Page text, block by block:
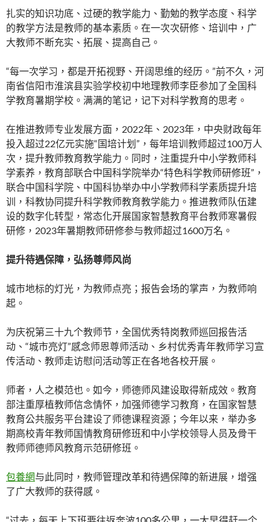
扎实的知识功底、过硬的教学能力、勤勉的教学态度、科学
的教学方法是教师的基本素质。在一次次研修、培训中，广
大教师不断充实、拓展、提高自己。
“每一次学习，都是开拓视野、开阔思维的经历。”前不久，河
南省信阳市淮滨县实验学校初中地理教师李臣参加了全国科
学教育暑期学校。满满的笔记，记下对科学教育的思考。
在推进教师专业发展方面，2022年、2023年，中央财政每年
投入超过22亿元实施“国培计划”，每年培训教师超过100万人
次，提升教师教育教学能力。同时，注重提升中小学教师科
学素养，教育部联合中国科学院举办“特色科学教师研修班”，
联合中国科学院、中国科协举办中小学教师科学素质提升培
训，科教协同提升科学教师教育教学能力。推进教师队伍建
设的数字化转型，常态化开展国家智慧教育平台教师寒暑假
研修，2023年暑期教师研修参与教师超过1600万名。
提升待遇保障，弘扬尊师风尚
城市地标的灯光，为教师点亮；报告会场的掌声，为教师响
起。
为庆祝第三十九个教师节，全国优秀特岗教师巡回报告活
动、“城市亮灯”感念师恩尊师活动、乡村优秀青年教师学习宣
传活动、教师走访慰问活动等正在各地各校开展。
师者，人之模范也。如今，师德师风建设取得新成效。教育
部注重厚植教师信念情怀，加强师德学习教育，在国家智慧
教育公共服务平台建设了师德课程资源；今年以来，举办多
期高校青年教师国情教育研修班和中小学校领导人员及骨干
教师师德师风教育示范研修班。
包養網与此同时，教师管理改革和待遇保障的新进展，增强
了广大教师的获得感。